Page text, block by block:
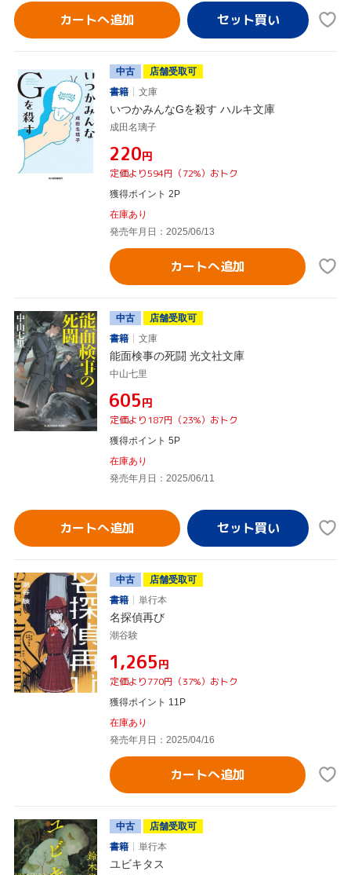
カートへ追加
中古
店舗受取可
書籍
文庫
いつかみんなGを殺す ハルキ文庫
成田名璃子
¥220円
定価より594円（72%）おトク
獲得ポイント 2P
在庫あり
発売年月日：2025/06/13
カートへ追加
中古
店舗受取可
書籍
文庫
能面検事の死闘 光文社文庫
中山七里
¥605円
定価より187円（23%）おトク
獲得ポイント 5P
在庫あり
発売年月日：2025/06/11
カートへ追加
中古
店舗受取可
書籍
単行本
名探偵再び
潮谷験
¥1,265円
定価より770円（37%）おトク
獲得ポイント 11P
在庫あり
発売年月日：2025/04/16
カートへ追加
中古
店舗受取可
書籍
単行本
ユビキタス